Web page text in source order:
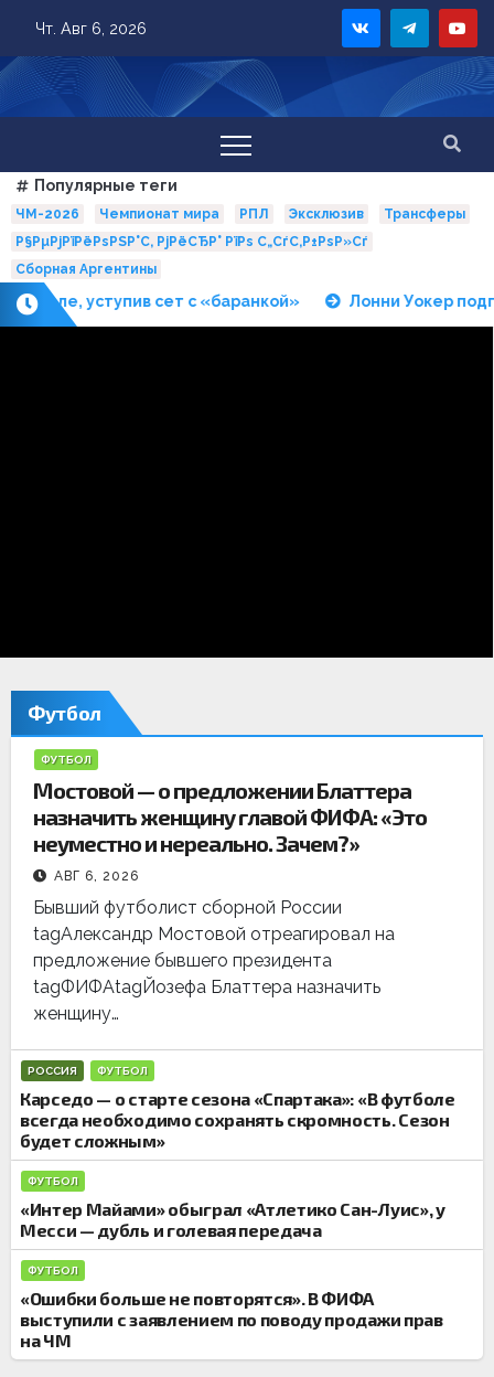
content
Чт. Авг 6, 2026
Популярные теги
ЧМ-2026 Чемпионат мира РПЛ Эксклюзив
Трансферы
Р§РµРјРїРёРѕРЅР°С‚ РјРёСЂР° РїРѕ С„СѓС‚Р±РѕР»Сѓ
Сборная Аргентины
е
н
о
и
уступив сет с «баранкой» Лонни Уокер
Футбол
ФУТБОЛ
Мостовой — о предложении Блаттера
назначить женщину главой ФИФА: «Это
неуместно и нереально. Зачем?»
АВГ 6, 2026
Бывший футболист сборной России
tagАлександр Мостовой отреагировал на
предложение бывшего президента
tagФИФАtagЙозефа Блаттера назначить
женщину…
РОССИЯ ФУТБОЛ
Карседо — о старте сезона «Спартака»: «В футболе
всегда необходимо сохранять скромность. Сезон
будет сложным»
ФУТБОЛ
«Интер Майами» обыграл «Атлетико Сан-Луис», у
Месси — дубль и голевая передача
ФУТБОЛ
«Ошибки больше не повторятся». В ФИФА
выступили с заявлением по поводу продажи прав
на ЧМ